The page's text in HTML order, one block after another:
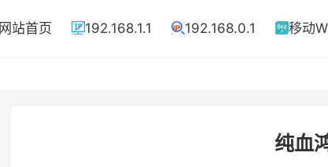
网站首页 192.168.1.1 192.168.0.1 移动
纯血